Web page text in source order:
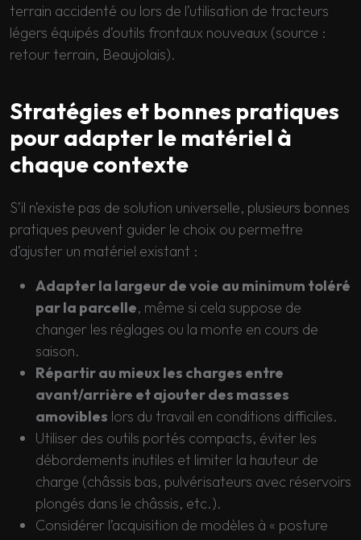
terrain accidenté ou lors de l’utilisation de tracteurs
légers équipés d’outils frontaux nouveaux (source :
retour terrain, Beaujolais).
Stratégies et bonnes pratiques
pour adapter le matériel à
chaque contexte
S’il n’existe pas de solution universelle, plusieurs bonnes
pratiques peuvent guider le choix ou permettre
d’ajuster un matériel existant :
Adapter la largeur de voie au minimum toléré
par la parcelle, même si cela suppose de
changer les réglages ou la monte en cours de
saison.
Répartir au mieux les charges entre
avant/arrière et ajouter des masses
amovibles lors du travail en conditions difficiles.
Utiliser des outils portés compacts, éviter les
débordements inutiles et limiter la hauteur de
charge (châssis bas, pulvérisateurs avec réservoirs
plongés dans le châssis, etc.).
Considérer l’acquisition de modèles à « posture